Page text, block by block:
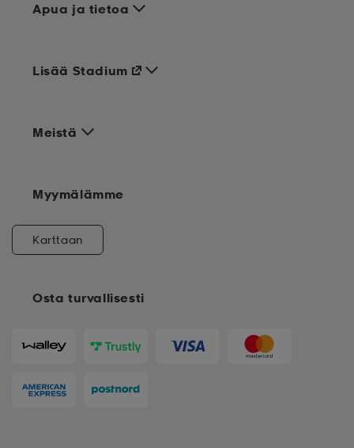
Apua ja tietoa
Meistä
Osta turvallisesti
Lisää Stadium
Myymälämme
Karttaan